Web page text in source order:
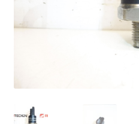
Tarkista